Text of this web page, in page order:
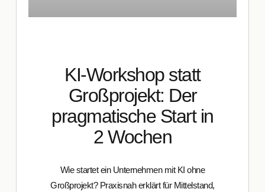
KI-Workshop statt
Großprojekt: Der
pragmatische Start in
2 Wochen
Wie startet ein Unternehmen mit KI ohne
Großprojekt? Praxisnah erklärt für Mittelstand,